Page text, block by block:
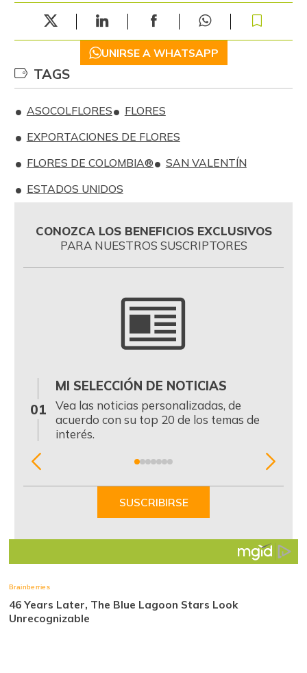
UNIRSE A WHATSAPP
TAGS
ASOCOLFLORES
FLORES
EXPORTACIONES DE FLORES
FLORES DE COLOMBIA®
SAN VALENTÍN
ESTADOS UNIDOS
CONOZCA LOS BENEFICIOS EXCLUSIVOS
PARA NUESTROS SUSCRIPTORES
01
MI SELECCIÓN DE NOTICIAS
Vea las noticias personalizadas, de
acuerdo con su top 20 de los temas de
interés.
Item
SUSCRIBIRSE